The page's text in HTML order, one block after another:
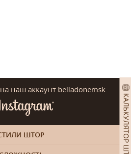
КАЛЬКУЛЯТОР ШТОР
наш аккаунт belladonemsk
ШТОР